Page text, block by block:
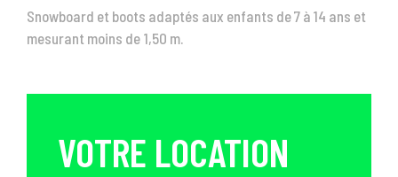
Snowboard et boots adaptés aux enfants de 7 à 14 ans et
mesurant moins de 1,50 m.
VOTRE LOCATION